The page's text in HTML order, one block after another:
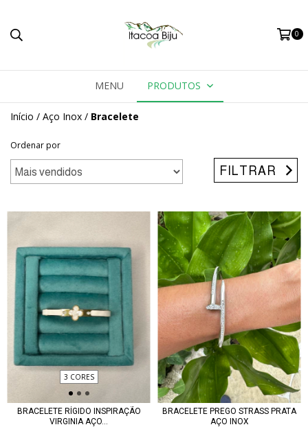
0
MENU PRODUTOS
Início / Aço Inox / Bracelete
Ordenar por
FILTRAR
3 CORES
BRACELETE RÍGIDO INSPIRAÇÃO
VIRGINIA AÇO...
BRACELETE PREGO STRASS PRATA
AÇO INOX